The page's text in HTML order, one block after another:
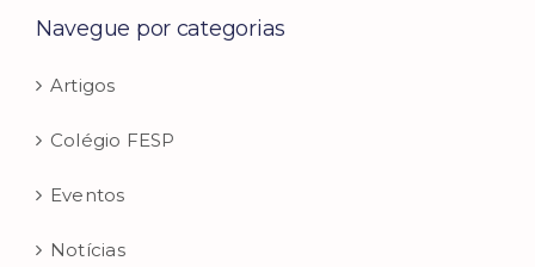
Navegue por categorias
Artigos
Colégio FESP
Eventos
Notícias